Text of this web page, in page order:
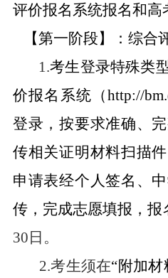
评价报名系统报名和高
【第一阶段】：综合
1.考生登录特殊类
价报名系统（http://
登录，按要求准确、
传相关证明材料扫描
申请表经个人签名、
传，完成志愿填报，报
30 日。
2.考生须在“附加材